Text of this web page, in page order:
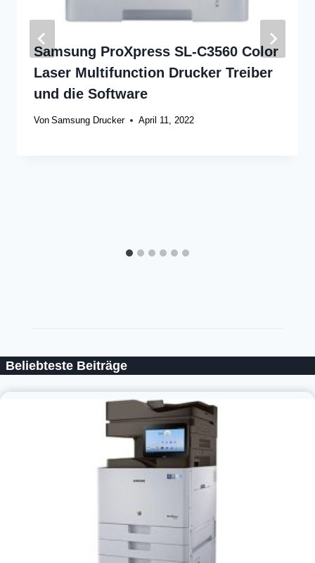
Samsung ProXpress SL-C3560 Color
Laser Multifunction Drucker Treiber
und die Software
Von Samsung Drucker April 11, 2022
Beliebteste Beiträge